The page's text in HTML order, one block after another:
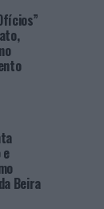
Beira